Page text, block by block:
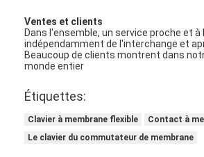
Ventes et clients
Dans l'ensemble, un service proche et à
indépendamment de l'interchange et
Beaucoup de clients montrent dans
monde entier
Étiquettes:
Clavier à membrane flexible
Contact à
Le clavier du commutateur de membrane